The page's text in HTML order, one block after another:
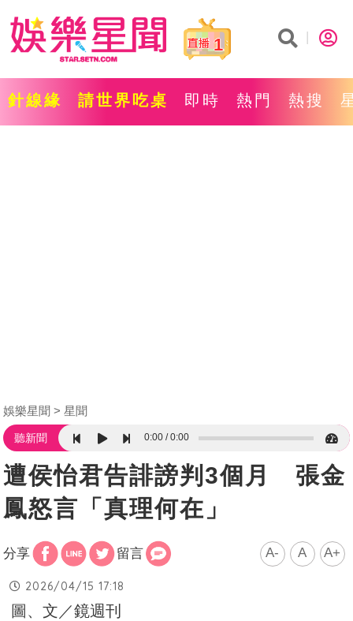
1
針線緣 請世界吃桌 即時 熱門 熱搜
娛樂星聞 星聞
聽新聞 0:00 0:00
遭侯怡君告誹謗判3個月 張金
鳳怒言「真理何在」
分享 留言 A- A A+
2026/04/15 17:18
圖、文／鏡週刊